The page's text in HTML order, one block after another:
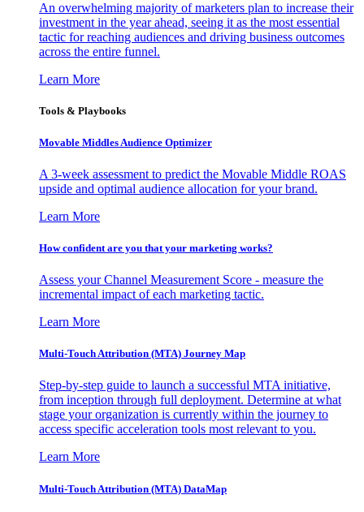
An overwhelming majority of marketers plan to increase their
investment in the year ahead, seeing it as the most essential
tactic for reaching audiences and driving business outcomes
across the entire funnel.
Learn More
Tools & Playbooks
Movable Middles Audience Optimizer
A 3-week assessment to predict the Movable Middle ROAS
upside and optimal audience allocation for your brand.
Learn More
How confident are you that your marketing works?
Assess your Channel Measurement Score - measure the
incremental impact of each marketing tactic.
Learn More
Multi-Touch Attribution (MTA) Journey Map
Step-by-step guide to launch a successful MTA initiative,
from inception through full deployment. Determine at what
stage your organization is currently within the journey to
access specific acceleration tools most relevant to you.
Learn More
Multi-Touch Attribution (MTA) DataMap